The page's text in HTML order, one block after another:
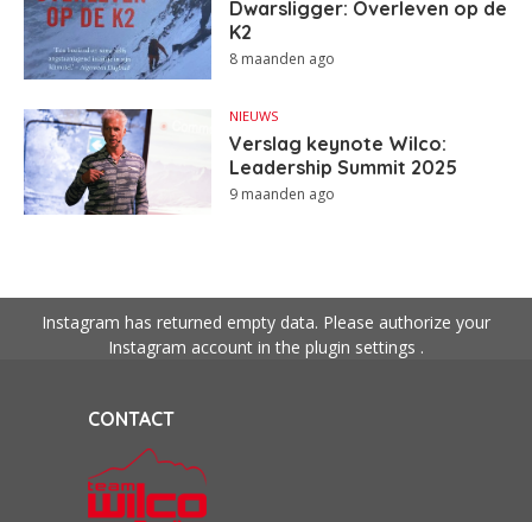
Dwarsligger: Overleven op de
K2
8 maanden ago
NIEUWS
Verslag keynote Wilco:
Leadership Summit 2025
9 maanden ago
Instagram has returned empty data. Please authorize your
Instagram account in the plugin settings .
CONTACT